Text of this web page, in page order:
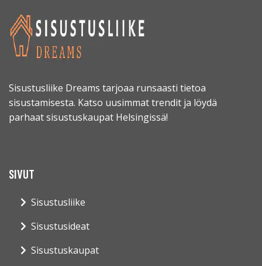
Sisustusliike Dreams tarjoaa runsaasti tietoa
sisustamisesta. Katso uusimmat trendit ja löydä
parhaat sisustuskaupat Helsingissä!
SIVUT
Sisustusliike
Sisustusideat
Sisustuskaupat